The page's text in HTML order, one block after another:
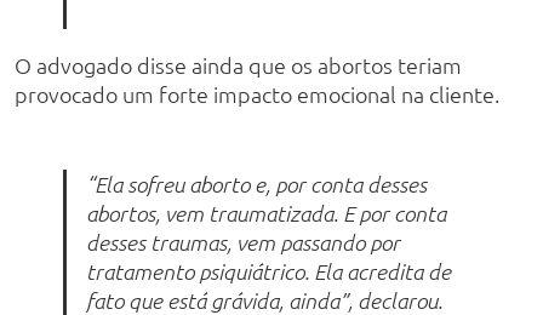
O advogado disse ainda que os abortos teriam
provocado um forte impacto emocional na cliente.
“Ela sofreu aborto e, por conta desses
abortos, vem traumatizada. E por conta
desses traumas, vem passando por
tratamento psiquiátrico. Ela acredita de
fato que está grávida, ainda”, declarou.